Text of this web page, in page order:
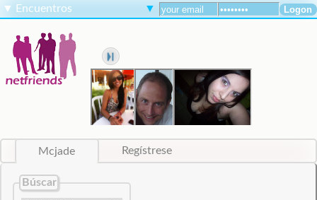
▼ Encuentros ▼
Mcjade Regístrese
Búscar